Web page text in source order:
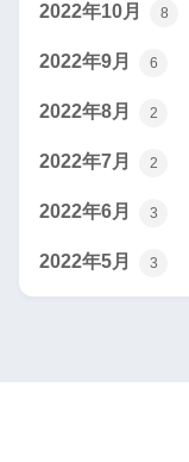
2022年10月 8
2022年9月 6
2022年8月 2
2022年7月 2
2022年6月 3
2022年5月 3